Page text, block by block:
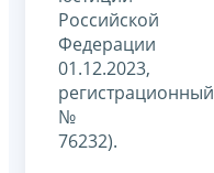
Российской
Федерации
01.12.2023,
регистрационный
№
76232).